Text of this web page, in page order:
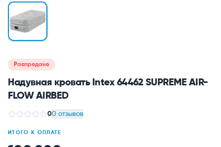
Распродано
Надувная кровать Intex 64462 SUPREME AIR-
FLOW AIRBED
00 отзывов
ИТОГО К ОПЛАТЕ